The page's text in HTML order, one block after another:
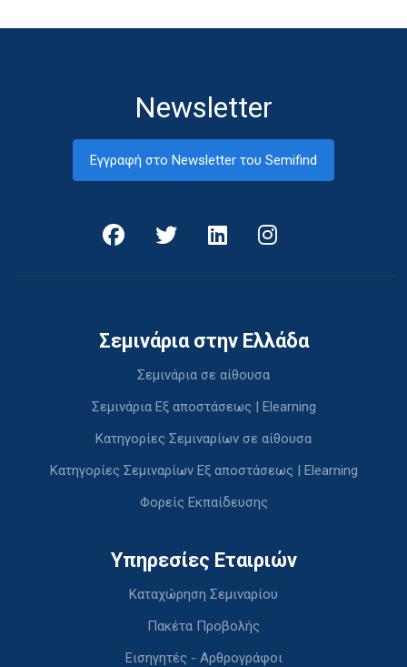
Newsletter
Εγγραφή στο Newsletter του Semifind
Σεμινάρια στην Ελλάδα
Σεμινάρια σε αίθουσα
Σεμινάρια Εξ αποστάσεως | Elearning
Κατηγορίες Σεμιναρίων σε αίθουσα
Κατηγορίες Σεμιναρίων Εξ αποστάσεως | Elearning
Φορείς Εκπαίδευσης
Υπηρεσίες Εταιριών
Καταχώρηση Σεμιναρίου
Πακέτα Προβολής
Εισηγητές - Αρθρογράφοι